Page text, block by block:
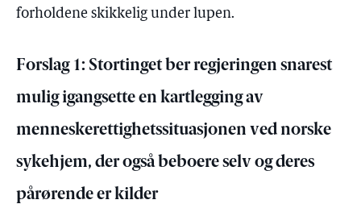
forholdene skikkelig under lupen.
Forslag 1: Stortinget ber regjeringen snarest
mulig igangsette en kartlegging av
menneskerettighetssituasjonen ved norske
sykehjem, der også beboere selv og deres
pårørende er kilder